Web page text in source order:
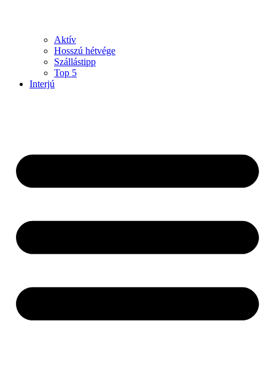
Aktív
Hosszú hétvége
Szállástipp
Top 5
Interjú